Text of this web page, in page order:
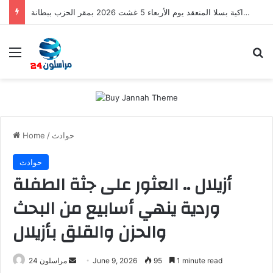
اجتماع مجلس الفرع الإقليمي لحزب التقدم والاشتراكية بسلا المنعقد يوم الأربعاء 5 غشت 2026 بمقر الحزب ببطانة
Menu
Home / حوادث
حوادث
أزيلال .. العثور على جثة الطفلة
وردية ينهي أسابيع من البحث
والحزن والقلق بأزيلال
مراسلون 24 June 9, 2026 95 1 minute read